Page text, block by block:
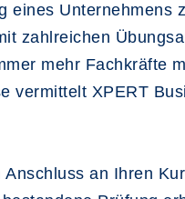
eines Unternehmens
zahlreichen
mehr Fachkräfte
vermittelt XPERT
an Ihren